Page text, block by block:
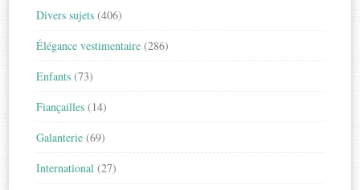
Divers sujets (406)
Élégance vestimentaire (286)
Enfants (73)
Fiançailles (14)
Galanterie (69)
International (27)